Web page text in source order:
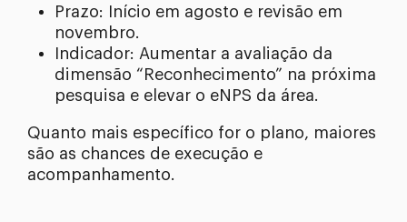
Prazo: Início em agosto e revisão em
novembro.
Indicador: Aumentar a avaliação da
dimensão “Reconhecimento” na próxima
pesquisa e elevar o eNPS da área.
Quanto mais específico for o plano, maiores
são as chances de execução e
acompanhamento.